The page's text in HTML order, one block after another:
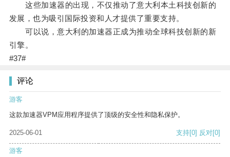
这些加速器的出现，不仅推动了意大利本土科技创新的
发展，也为吸引国际投资和人才提供了重要支持。
可以说，意大利的加速器正成为推动全球科技创新的新
引擎。
#37#
评论
游客
这款加速器VPM应用程序提供了顶级的安全性和隐私保护。
2025-06-01 支持[0] 反对[0]
游客